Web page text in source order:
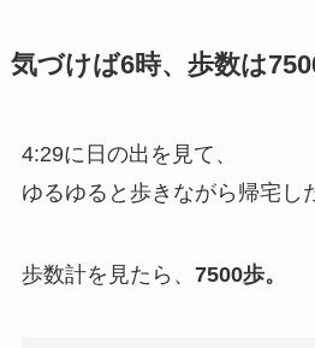
気づけば6時、歩数は
4:29に日の出を見て、
ゆるゆると歩きながら帰宅し
歩数計を見たら、 7500歩。